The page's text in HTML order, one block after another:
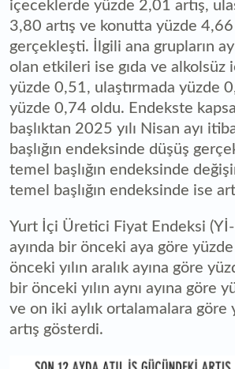
içeceklerde yüzde 2,01 artış,
3,80 artış ve konutta yüzde 4,66
gerçekleşti. İlgili ana grupların
olan etkileri ise gıda ve alkolsüz
yüzde 0,51, ulaştırmada yüzde
yüzde 0,74 oldu. Endekste
başlıktan 2025 yılı Nisan ayı
başlığın endeksinde düşüş
temel başlığın endeksinde
temel başlığın endeksinde ise
Yurt İçi Üretici Fiyat Endeksi
ayında bir önceki aya göre
önceki yılın aralık ayına göre
bir önceki yılın aynı ayına göre
ve on iki aylık ortalamalara göre
artış gösterdi.